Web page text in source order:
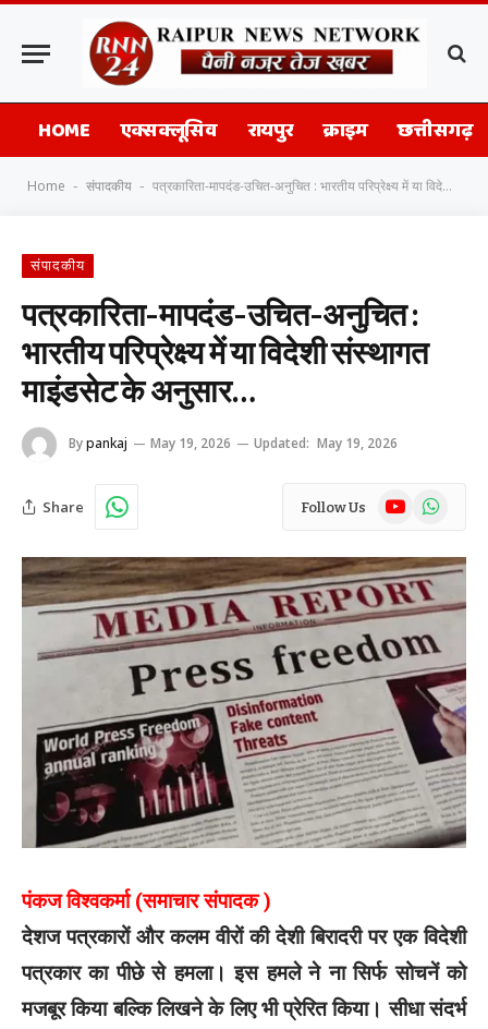
HOME एक्सक्लूसिव रायपुर क्राइम छत्तीसगढ़
Home - संपादकीय - पत्रकारिता-मापदंड-उचित-अनुचित : भारतीय परिप्रेक्ष्य में या विदेशी संस्थागत माइंडसेट के अनुसार…
संपादकीय
पत्रकारिता-मापदंड-उचित-अनुचित :
भारतीय परिप्रेक्ष्य में या विदेशी संस्थागत
माइंडसेट के अनुसार…
Bypankaj May 19, 2026 Updated: May 19, 2026
Share Follow Us YouTubeWhatsApp
पंकज विश्वकर्मा (समाचार संपादक )
देशज पत्रकारों और कलम वीरों की देशी बिरादरी पर एक विदेशी
पत्रकार का पीछे से हमला। इस हमले ने ना सिर्फ सोचनें को
मजबूर किया बल्कि लिखने के लिए भी प्रेरित किया। सीधा संदर्भ